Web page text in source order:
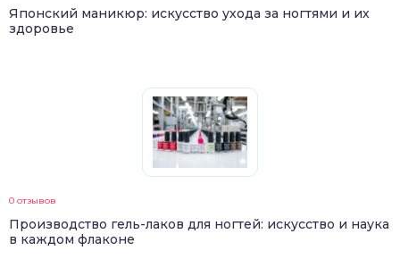
Японский маникюр: искусство ухода за ногтями и их
здоровье
0 отзывов
Производство гель-лаков для ногтей: искусство и наука
в каждом флаконе